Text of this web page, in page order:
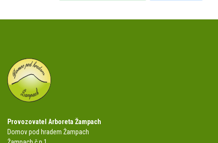
Provozovatel Arboreta Žampach
Domov pod hradem Žampach